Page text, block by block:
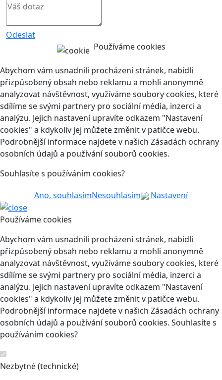
Odeslat
Používáme cookies
Abychom vám usnadnili procházení stránek, nabídli
přizpůsobený obsah nebo reklamu a mohli anonymně
analyzovat návštěvnost, využíváme soubory cookies, které
sdílíme se svými partnery pro sociální média, inzerci a
analýzu. Jejich nastavení upravíte odkazem "Nastavení
cookies" a kdykoliv jej můžete změnit v patičce webu.
Podrobnější informace najdete v našich Zásadách ochrany
osobních údajů a používání souborů cookies.
Souhlasíte s používáním cookies?
Ano, souhlasímNesouhlasím Nastavení
Používáme cookies
Abychom vám usnadnili procházení stránek, nabídli
přizpůsobený obsah nebo reklamu a mohli anonymně
analyzovat návštěvnost, využíváme soubory cookies, které
sdílíme se svými partnery pro sociální média, inzerci a
analýzu. Jejich nastavení upravíte odkazem "Nastavení
cookies" a kdykoliv jej můžete změnit v patičce webu.
Podrobnější informace najdete v našich Zásadách ochrany
osobních údajů a používání souborů cookies. Souhlasíte s
používáním cookies?
Nezbytné (technické)